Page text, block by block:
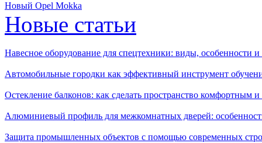
Новый Opel Mokka
Новые статьи
Навесное оборудование для спецтехники: виды, особенности
Автомобильные городки как эффективный инструмент
Остекление балконов: как сделать пространство комфортным
Алюминиевый профиль для межкомнатных дверей:
Защита промышленных объектов с помощью современных